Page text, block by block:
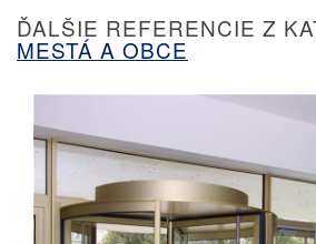
ĎALŠIE REFERENCIE Z
MESTÁ A OBCE